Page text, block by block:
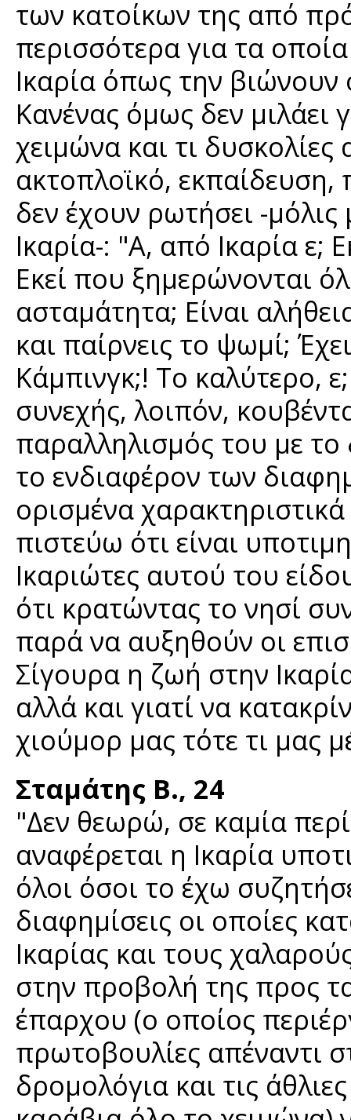
των κατοίκων της από
περισσότερα για τα
Ικαρία όπως την βιώνουν
Κανένας όμως δεν μιλάει
χειμώνα και τι
ακτοπλοϊκό,
δεν έχουν ρωτήσει -
Ικαρία-: "Α, από Ικαρία ε;
Εκεί που ξημερώνονται
ασταμάτητα; Είναι
και παίρνεις το ψωμί;
Κάμπινγκ;! Tο καλύτερο,
συνεχής, λοιπόν,
παραλληλισμός του με
το ενδιαφέρον των
ορισμένα
πιστεύω ότι είναι
Ικαριώτες αυτού του
ότι κρατώντας το νησί
παρά να αυξηθούν οι
Σίγουρα η ζωή στην
αλλά και γιατί να
χιούμορ μας τότε τι μας
Σταμάτης Β., 24
"Δεν θεωρώ, σε καμία
αναφέρεται η Ικαρία
όλοι όσοι το έχω
διαφημίσεις οι οποίες
Ικαρίας και τους
στην προβολή της προς
έπαρχου (ο οποίος
πρωτοβουλίες απέναντι
δρομολόγια και τις